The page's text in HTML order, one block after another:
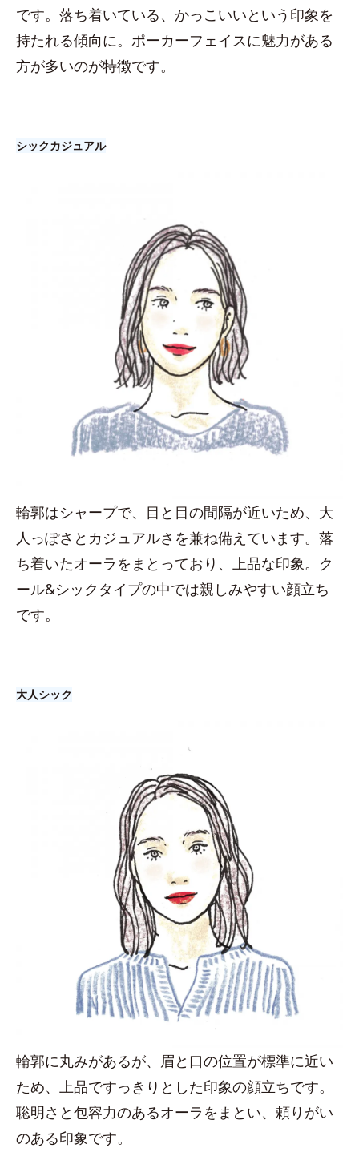
です。落ち着いている、かっこいいという印象を
持たれる傾向に。ポーカーフェイスに魅力がある
方が多いのが特徴です。
シックカジュアル
輪郭はシャープで、目と目の間隔が近いため、大
人っぽさとカジュアルさを兼ね備えています。落
ち着いたオーラをまとっており、上品な印象。ク
ール&シックタイプの中では親しみやすい顔立ち
です。
大人シック
輪郭に丸みがあるが、眉と口の位置が標準に近い
ため、上品ですっきりとした印象の顔立ちです。
聡明さと包容力のあるオーラをまとい、頼りがい
のある印象です。